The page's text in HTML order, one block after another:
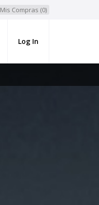
Mis Compras (0)
Log In